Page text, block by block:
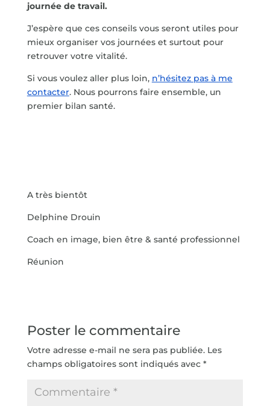
journée de travail.
J’espère que ces conseils vous seront utiles pour
mieux organiser vos journées et surtout pour
retrouver votre vitalité.
Si vous voulez aller plus loin, n’hésitez pas à me
contacter. Nous pourrons faire ensemble, un
premier bilan santé.
A très bientôt
Delphine Drouin
Coach en image, bien être & santé professionnel
Réunion
Poster le commentaire
Votre adresse e-mail ne sera pas publiée. Les
champs obligatoires sont indiqués avec *